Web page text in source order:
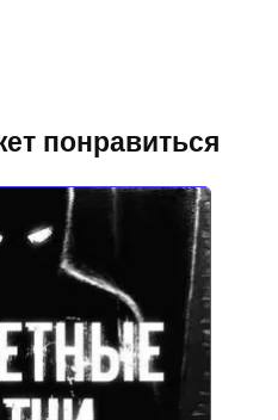
понравиться